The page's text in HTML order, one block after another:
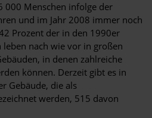
000 Menschen infolge der
und im Jahr 2008 immer noch
Prozent der in den 1990er
nach wie vor in großen
in denen zahlreiche
können. Derzeit gibt es in
Gebäude, die als
werden, 515 davon